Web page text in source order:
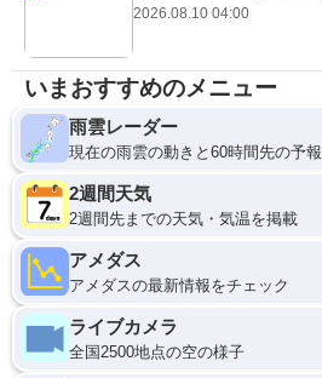
2026.08.10 04:00
いまおすすめのメニュー
雨雲レーダー
現在の雨雲の動きと60時間先の予報
2週間天気
2週間先までの天気・気温を掲載
アメダス
アメダスの最新情報をチェック
ライブカメラ
全国2500地点の空の様子